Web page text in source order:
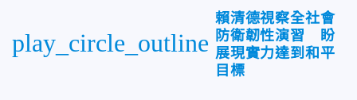
play_circle_outline
賴清德視察全社會
防衛韌性演習 盼
展現實力達到和平
目標